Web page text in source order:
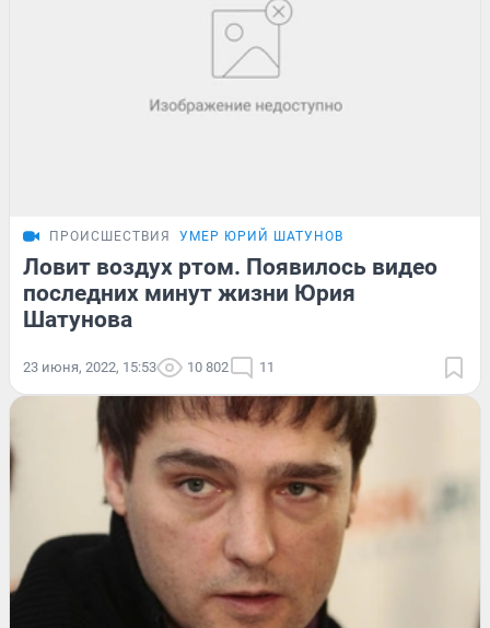
ПРОИСШЕСТВИЯ УМЕР ЮРИЙ ШАТУНОВ
Ловит воздух ртом. Появилось видео
последних минут жизни Юрия
Шатунова
23 июня, 2022, 15:53 10 802 11